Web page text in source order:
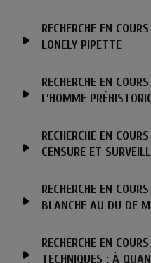
RECHERCHE EN
LONELY PIPETTE
RECHERCHE EN
L’HOMME
RECHERCHE EN
CENSURE ET
RECHERCHE EN
BLANCHE AU DU DE
RECHERCHE EN
TECHNIQUES : À